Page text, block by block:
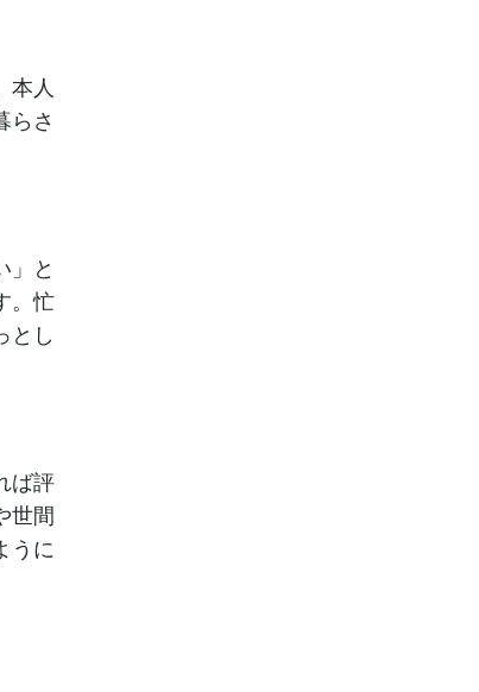
本人
らさ
」と
。忙
とし
ば評
世間
うに